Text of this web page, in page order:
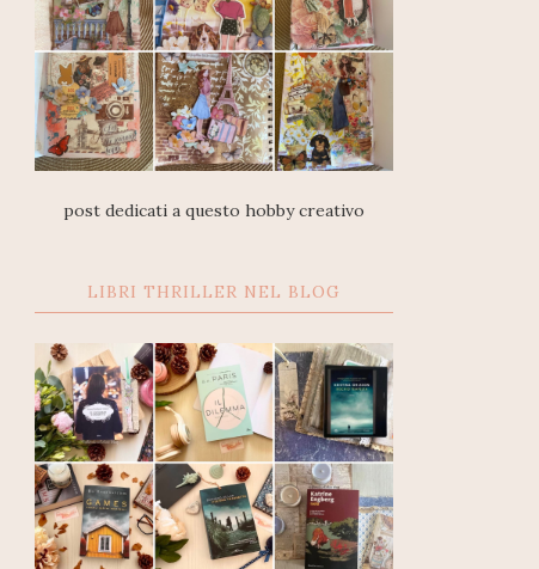
post dedicati a questo hobby creativo
LIBRI THRILLER NEL BLOG